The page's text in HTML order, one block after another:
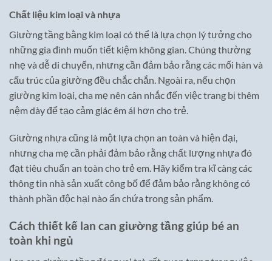
Chất liệu kim loại và nhựa
Giường tầng bằng kim loại có thể là lựa chọn lý tưởng cho
những gia đình muốn tiết kiệm không gian. Chúng thường
nhẹ và dễ di chuyển, nhưng cần đảm bảo rằng các mối hàn và
cấu trúc của giường đều chắc chắn. Ngoài ra, nếu chọn
giường kim loại, cha mẹ nên cân nhắc đến việc trang bị thêm
nệm dày để tạo cảm giác êm ái hơn cho trẻ.
Giường nhựa cũng là một lựa chọn an toàn và hiện đại,
nhưng cha mẹ cần phải đảm bảo rằng chất lượng nhựa đó
đạt tiêu chuẩn an toàn cho trẻ em. Hãy kiểm tra kĩ càng các
thông tin nhà sản xuất công bố để đảm bảo rằng không có
thành phần độc hại nào ẩn chứa trong sản phẩm.
Cách thiết kế lan can giường tầng giúp bé an
toàn khi ngủ